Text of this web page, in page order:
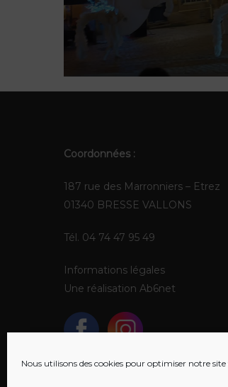
Nous utilisons des cookies pour optimiser notre
Coordonnées :
187 rue des Marronniers – Etrez
01340 BRESSE VALLONS
Tél. 04 74 47 95 49
Informations légales
Une réalisation Ab6net